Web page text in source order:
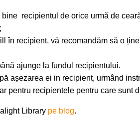
recipientul de orice urmă de
în recipient, vă recomandăm să o
ajunge la fundul recipientului.
așezarea ei in recipient, urmând
pentru recipientele pentru care sunt
Library pe blog.